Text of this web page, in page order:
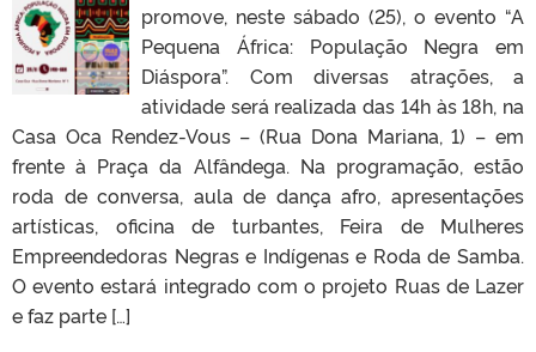
promove, neste sábado (25), o evento “A
Pequena África: População Negra em
Diáspora”. Com diversas atrações, a
atividade será realizada das 14h às 18h, na
Casa Oca Rendez-Vous – (Rua Dona Mariana, 1) – em
frente à Praça da Alfândega. Na programação, estão
roda de conversa, aula de dança afro, apresentações
artísticas, oficina de turbantes, Feira de Mulheres
Empreendedoras Negras e Indígenas e Roda de Samba.
O evento estará integrado com o projeto Ruas de Lazer
e faz parte […]